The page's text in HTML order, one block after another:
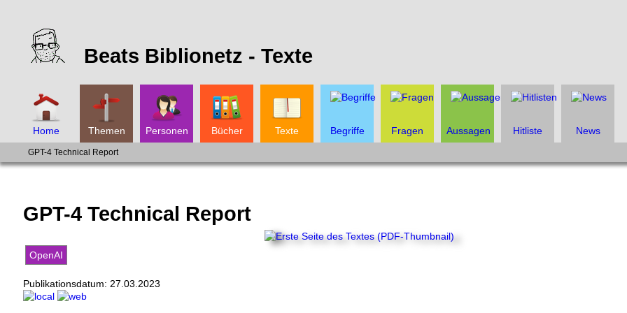
Beats Biblionetz - Texte
Home Themen Personen Bücher Texte Begriffe Fragen Aussagen Hitliste News
GPT-4 Technical Report
GPT-4 Technical Report
OpenAI
Publikationsdatum: 27.03.2023